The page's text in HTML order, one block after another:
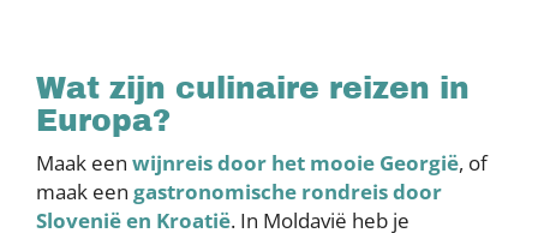
Wat zijn culinaire reizen in
Europa?
Maak een wijnreis door het mooie Georgië, of
maak een gastronomische rondreis door
Slovenië en Kroatië. In Moldavië heb je